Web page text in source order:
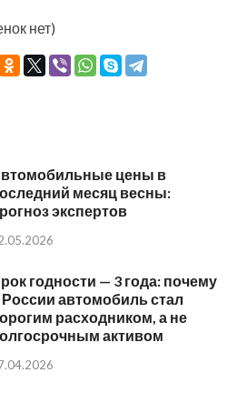
нет)
цены в
месяц весны:
экспертов
годности — 3 года: почему
России автомобиль стал
расходником, а не
активом